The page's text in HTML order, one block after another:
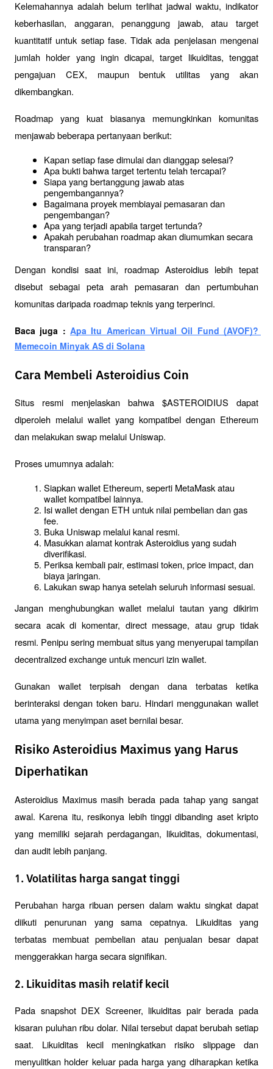
Kelemahannya adalah belum terlihat jadwal waktu, indikator
keberhasilan, anggaran, penanggung jawab, atau target
kuantitatif untuk setiap fase. Tidak ada penjelasan mengenai
jumlah holder yang ingin dicapai, target likuiditas, tenggat
pengajuan CEX, maupun bentuk utilitas yang akan
dikembangkan.
Roadmap yang kuat biasanya memungkinkan komunitas
menjawab beberapa pertanyaan berikut:
Kapan setiap fase dimulai dan dianggap selesai?
Apa bukti bahwa target tertentu telah tercapai?
Siapa yang bertanggung jawab atas
pengembangannya?
Bagaimana proyek membiayai pemasaran dan
pengembangan?
Apa yang terjadi apabila target tertunda?
Apakah perubahan roadmap akan diumumkan secara
transparan?
Dengan kondisi saat ini, roadmap Asteroidius lebih tepat
disebut sebagai peta arah pemasaran dan pertumbuhan
komunitas daripada roadmap teknis yang terperinci.
Baca juga : Apa Itu American Virtual Oil Fund (AVOF)?
Memecoin Minyak AS di Solana
Cara Membeli Asteroidius Coin
Situs resmi menjelaskan bahwa $ASTEROIDIUS dapat
diperoleh melalui wallet yang kompatibel dengan Ethereum
dan melakukan swap melalui Uniswap.
Proses umumnya adalah:
Siapkan wallet Ethereum, seperti MetaMask atau
wallet kompatibel lainnya.
Isi wallet dengan ETH untuk nilai pembelian dan gas
fee.
Buka Uniswap melalui kanal resmi.
Masukkan alamat kontrak Asteroidius yang sudah
diverifikasi.
Periksa kembali pair, estimasi token, price impact, dan
biaya jaringan.
Lakukan swap hanya setelah seluruh informasi sesuai.
Jangan menghubungkan wallet melalui tautan yang dikirim
secara acak di komentar, direct message, atau grup tidak
resmi. Penipu sering membuat situs yang menyerupai tampilan
decentralized exchange untuk mencuri izin wallet.
Gunakan wallet terpisah dengan dana terbatas ketika
berinteraksi dengan token baru. Hindari menggunakan wallet
utama yang menyimpan aset bernilai besar.
Risiko Asteroidius Maximus yang Harus
Diperhatikan
Asteroidius Maximus masih berada pada tahap yang sangat
awal. Karena itu, resikonya lebih tinggi dibanding aset kripto
yang memiliki sejarah perdagangan, likuiditas, dokumentasi,
dan audit lebih panjang.
1. Volatilitas harga sangat tinggi
Perubahan harga ribuan persen dalam waktu singkat dapat
diikuti penurunan yang sama cepatnya. Likuiditas yang
terbatas membuat pembelian atau penjualan besar dapat
menggerakkan harga secara signifikan.
2. Likuiditas masih relatif kecil
Pada snapshot DEX Screener, likuiditas pair berada pada
kisaran puluhan ribu dolar. Nilai tersebut dapat berubah setiap
saat. Likuiditas kecil meningkatkan risiko slippage dan
menyulitkan holder keluar pada harga yang diharapkan ketika